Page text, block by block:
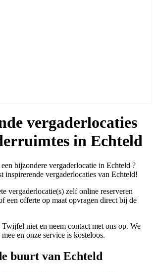
vergaderlocaties
in Echteld
bijzondere vergaderlocatie in Echteld ?
inspirerende vergaderlocaties van Echteld!
vergaderlocatie(s) zelf online reserveren
een offerte op maat opvragen direct bij de
niet en neem contact met ons op. We
en onze service is kosteloos.
buurt van Echteld